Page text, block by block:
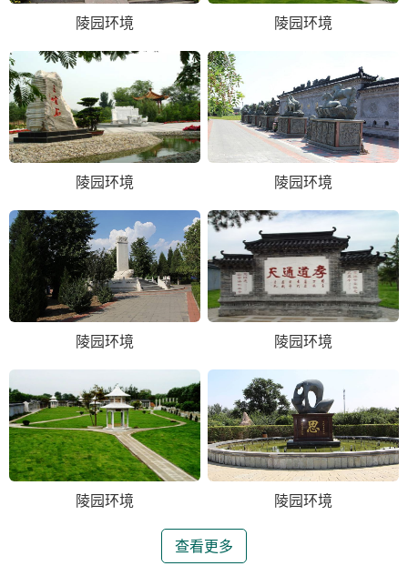
陵园环境 陵园环境
陵园环境 陵园环境
陵园环境 陵园环境
陵园环境 陵园环境
查看更多